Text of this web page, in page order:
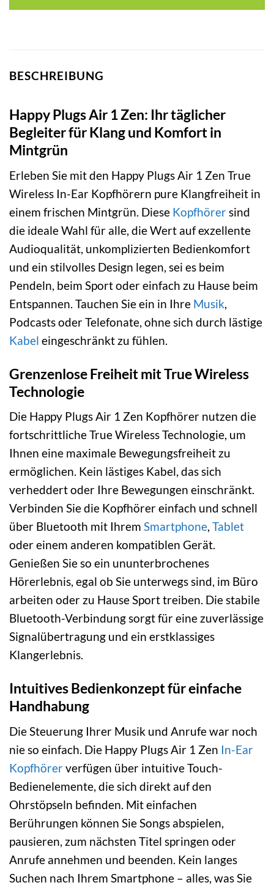
BESCHREIBUNG
Happy Plugs Air 1 Zen: Ihr täglicher
Begleiter für Klang und Komfort in
Mintgrün
Erleben Sie mit den Happy Plugs Air 1 Zen True
Wireless In-Ear Kopfhörern pure Klangfreiheit in
einem frischen Mintgrün. Diese Kopfhörersind
die ideale Wahl für alle, die Wert auf exzellente
Audioqualität, unkomplizierten Bedienkomfort
und ein stilvolles Design legen, sei es beim
Pendeln, beim Sport oder einfach zu Hause beim
Entspannen. Tauchen Sie ein in Ihre Musik,
Podcasts oder Telefonate, ohne sich durch lästige
Kabel eingeschränkt zu fühlen.
Grenzenlose Freiheit mit True Wireless
Technologie
Die Happy Plugs Air 1 Zen Kopfhörer nutzen die
fortschrittliche True Wireless Technologie, um
Ihnen eine maximale Bewegungsfreiheit zu
ermöglichen. Kein lästiges Kabel, das sich
verheddert oder Ihre Bewegungen einschränkt.
Verbinden Sie die Kopfhörer einfach und schnell
über Bluetooth mit Ihrem Smartphone, Tablet
oder einem anderen kompatiblen Gerät.
Genießen Sie so ein ununterbrochenes
Hörerlebnis, egal ob Sie unterwegs sind, im Büro
arbeiten oder zu Hause Sport treiben. Die stabile
Bluetooth-Verbindung sorgt für eine zuverlässige
Signalübertragung und ein erstklassiges
Klangerlebnis.
Intuitives Bedienkonzept für einfache
Handhabung
Die Steuerung Ihrer Musik und Anrufe war noch
nie so einfach. Die Happy Plugs Air 1 Zen In-Ear
Kopfhörerverfügen über intuitive Touch-
Bedienelemente, die sich direkt auf den
Ohrstöpseln befinden. Mit einfachen
Berührungen können Sie Songs abspielen,
pausieren, zum nächsten Titel springen oder
Anrufe annehmen und beenden. Kein langes
Suchen nach Ihrem Smartphone – alles, was Sie